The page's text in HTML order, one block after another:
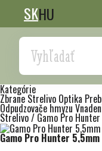
SKHU
Search
Kategórie
Zbrane Strelivo Optika
Odpudzovače hmyzu
Strelivo/ Gamo Pro
Gamo Pro Hunter